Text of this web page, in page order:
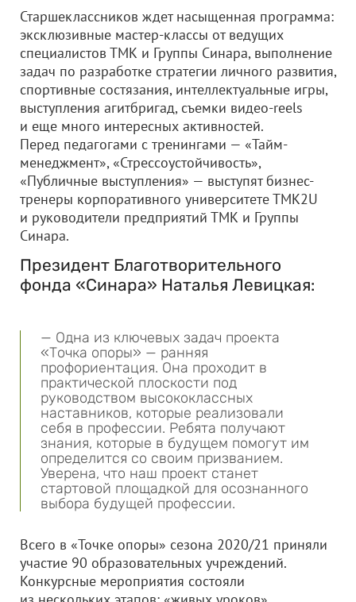
Старшеклассников ждет насыщенная программа:
эксклюзивные мастер-классы от ведущих
специалистов ТМК и Группы Синара, выполнение
задач по разработке стратегии личного развития,
спортивные состязания, интеллектуальные игры,
выступления агитбригад, съемки видео-reels
и еще много интересных активностей.
Перед педагогами с тренингами — «Тайм-
менеджмент», «Стрессоустойчивость»,
«Публичные выступления» — выступят бизнес-
тренеры корпоративного университете ТМК2U
и руководители предприятий ТМК и Группы
Синара.
Президент Благотворительного
фонда «Синара» Наталья Левицкая:
— Одна из ключевых задач проекта
«Точка опоры» — ранняя
профориентация. Она проходит в
практической плоскости под
руководством высококлассных
наставников, которые реализовали
себя в профессии. Ребята получают
знания, которые в будущем помогут им
определится со своим призванием.
Уверена, что наш проект станет
стартовой площадкой для осознанного
выбора будущей профессии.
Всего в «Точке опоры» сезона 2020/21 приняли
участие 90 образовательных учреждений.
Конкурсные мероприятия состояли